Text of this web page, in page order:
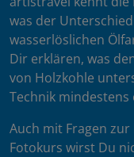
was der
wasserlöslichen
Dir erklären, was
von Holzkohle
Technik mindestens
Auch mit Fragen
Fotokurs wirst Du